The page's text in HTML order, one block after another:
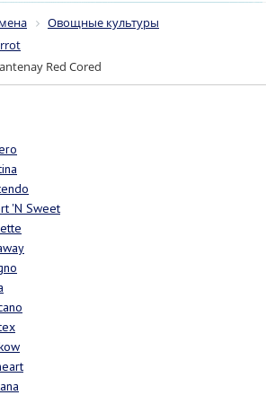
Овощные культуры
Red Cored
'N Sweet